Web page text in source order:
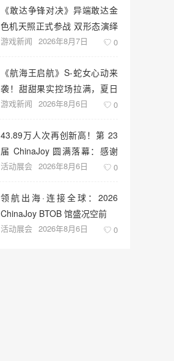
《敢达争锋对决》异端敢达金
色机天照正式参战 双形态演绎
空中战技
游戏新闻 2026年8月7日 0
《航海王启航》S-蛇女心动来
袭！甜甜果实控场拉满，夏日
盛宴开启
游戏新闻 2026年8月6日 0
43.89万人次再创新高！第 23
届 ChinaJoy 圆满落幕：感谢
有你，共赴这场“与 AI 同游”的
活动展会 2026年8月6日 0
领航出海·连接全球：2026
ChinaJoy BTOB 馆盛况空前
活动展会 2026年8月6日 0